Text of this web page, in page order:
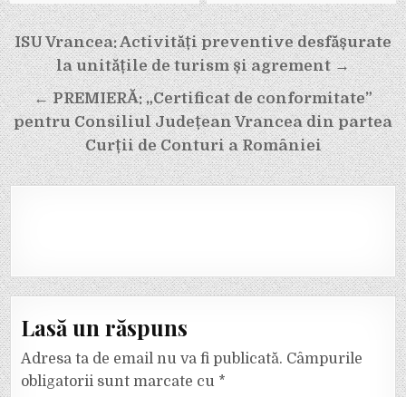
Navigare
în
articole
ISU Vrancea: Activități preventive desfășurate
la unitățile de turism și agrement →
← PREMIERĂ: „Certificat de conformitate”
pentru Consiliul Județean Vrancea din partea
Curții de Conturi a României
Lasă un răspuns
Adresa ta de email nu va fi publicată. Câmpurile
obligatorii sunt marcate cu *